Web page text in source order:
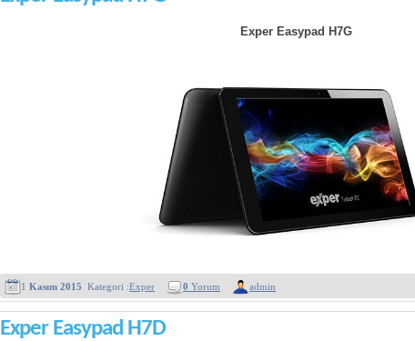
Exper Easypad H7G
1 Kasım 2015 Kategori :Exper 0 Yorum admin
Exper Easypad H7D